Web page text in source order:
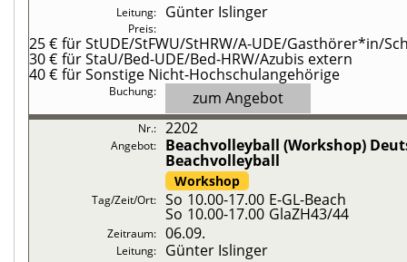
Günter Islinger
25 € für StUDE/StFWU/StHRW/A-UDE/Gasthörer*in/
30 € für StaU/Bed-UDE/Bed-HRW/Azubis extern
40 € für Sonstige Nicht-Hochschulangehörige
zum Angebot
2202
Beachvolleyball (Workshop)
Beachvolleyball
Workshop
So 10.00-17.00 E-GL-Beach
So 10.00-17.00 GlaZH43/44
06.09.
Günter Islinger